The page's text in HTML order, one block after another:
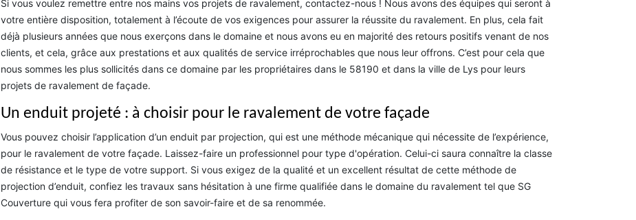
Si vous voulez remettre entre nos mains vos projets de ravalement, contactez-nous ! Nous avons des équipes qui seront à
votre entière disposition, totalement à l’écoute de vos exigences pour assurer la réussite du ravalement. En plus, cela fait
déjà plusieurs années que nous exerçons dans le domaine et nous avons eu en majorité des retours positifs venant de nos
clients, et cela, grâce aux prestations et aux qualités de service irréprochables que nous leur offrons. C’est pour cela que
nous sommes les plus sollicités dans ce domaine par les propriétaires dans le 58190 et dans la ville de Lys pour leurs
projets de ravalement de façade.
Un enduit projeté : à choisir pour le ravalement de votre façade
Vous pouvez choisir l’application d’un enduit par projection, qui est une méthode mécanique qui nécessite de l’expérience,
pour le ravalement de votre façade. Laissez-faire un professionnel pour type d'opération. Celui-ci saura connaître la classe
de résistance et le type de votre support. Si vous exigez de la qualité et un excellent résultat de cette méthode de
projection d’enduit, confiez les travaux sans hésitation à une firme qualifiée dans le domaine du ravalement tel que SG
Couverture qui vous fera profiter de son savoir-faire et de sa renommée.